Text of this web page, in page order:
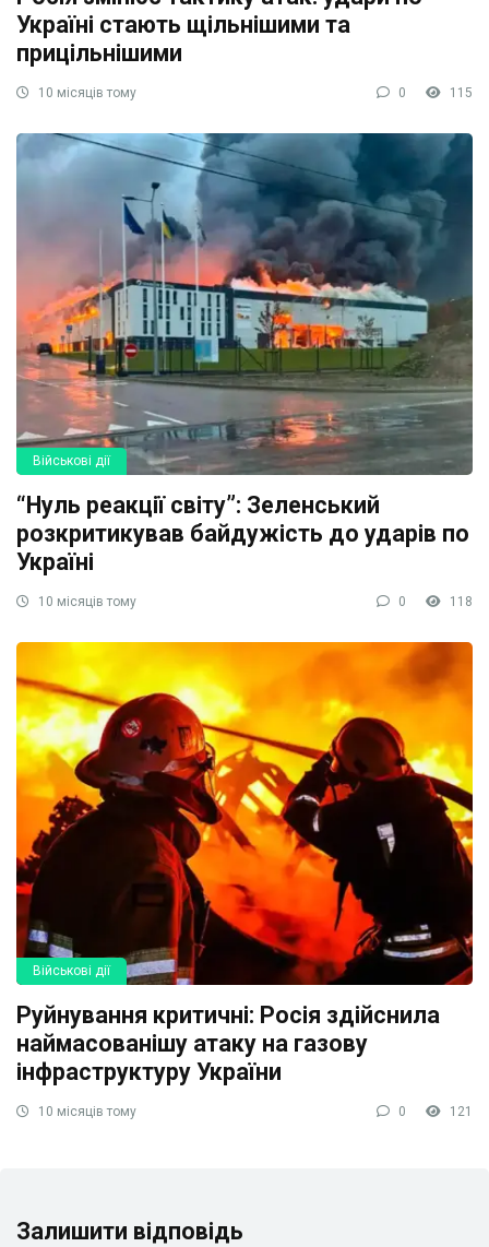
Україні стають щільнішими та
прицільнішими
10 місяців тому 0 115
Військові дії
“Нуль реакції світу”: Зеленський
розкритикував байдужість до ударів по
Україні
10 місяців тому 0 118
Військові дії
Руйнування критичні: Росія здійснила
наймасованішу атаку на газову
інфраструктуру України
10 місяців тому 0 121
Залишити відповідь